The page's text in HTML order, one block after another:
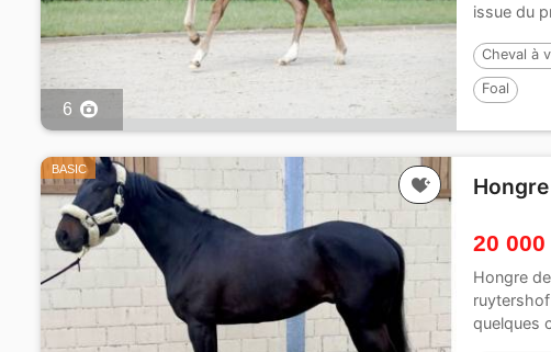
6
issue du
Cheval à
Foal
BASIC
20 000
Hongre
quelques